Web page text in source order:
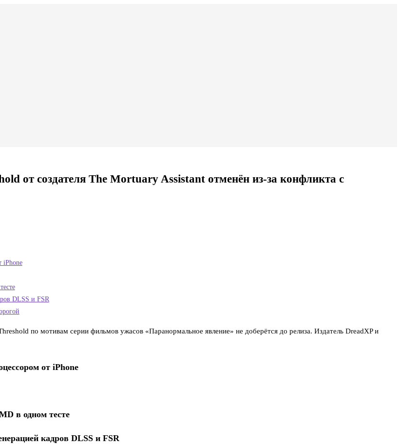
от создателя The Mortuary Assistant отменён из-за конфликта с
iPhone
DLSS и FSR
по мотивам серии фильмов ужасов «Паранормальное явление» не доберётся до релиза. Издатель DreadXP и
от iPhone
в одном тесте
кадров DLSS и FSR